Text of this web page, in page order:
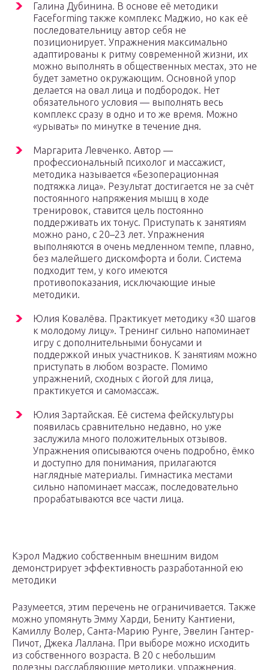
Галина Дубинина. В основе её методики
Faceforming также комплекс Маджио, но как её
последовательницу автор себя не
позиционирует. Упражнения максимально
адаптированы к ритму современной жизни, их
можно выполнять в общественных местах, это не
будет заметно окружающим. Основной упор
делается на овал лица и подбородок. Нет
обязательного условия — выполнять весь
комплекс сразу в одно и то же время. Можно
«урывать» по минутке в течение дня.
Маргарита Левченко. Автор —
профессиональный психолог и массажист,
методика называется «Безоперационная
подтяжка лица». Результат достигается не за счёт
постоянного напряжения мышц в ходе
тренировок, ставится цель постоянно
поддерживать их тонус. Приступать к занятиям
можно рано, с 20–23 лет. Упражнения
выполняются в очень медленном темпе, плавно,
без малейшего дискомфорта и боли. Система
подходит тем, у кого имеются
противопоказания, исключающие иные
методики.
Юлия Ковалёва. Практикует методику «30 шагов
к молодому лицу». Тренинг сильно напоминает
игру с дополнительными бонусами и
поддержкой иных участников. К занятиям можно
приступать в любом возрасте. Помимо
упражнений, сходных с йогой для лица,
практикуется и самомассаж.
Юлия Зартайская. Её система фейскультуры
появилась сравнительно недавно, но уже
заслужила много положительных отзывов.
Упражнения описываются очень подробно, ёмко
и доступно для понимания, прилагаются
наглядные материалы. Гимнастика местами
сильно напоминает массаж, последовательно
прорабатываются все части лица.
Кэрол Маджио собственным внешним видом
демонстрирует эффективность разработанной ею
методики
Разумеется, этим перечень не ограничивается. Также
можно упомянуть Эмму Харди, Бениту Кантиени,
Камиллу Волер, Санта-Марию Рунге, Эвелин Гантер-
Пичот, Джека Лаллана. При выборе можно исходить
из собственного возраста. В 20 с небольшим
полезны расслабляющие методики, упражнения,